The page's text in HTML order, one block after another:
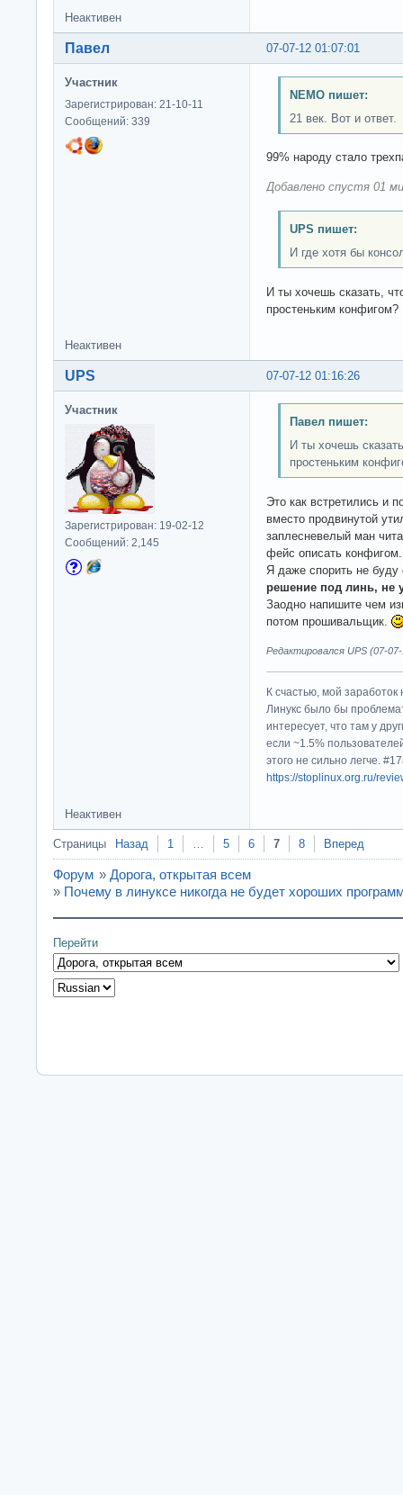
Неактивен
07-07-12 01:07:01
Павел
Участник
Зарегистрирован: 21-10-11
Сообщений: 339
NEMO пишет:
21 век. Вот и ответ.
99% народу стало
Добавлено спустя 01
UPS пишет:
И где хотя бы
И ты хочешь сказать,
простеньким конфигом?
Неактивен
07-07-12 01:16:26
UPS
Участник
Зарегистрирован: 19-02-12
Сообщений: 2,145
Павел пишет:
И ты хочешь
простеньким
Это как встретились и
вместо продвинутой
заплесневелый ман
фейс описать конфигом.
Я даже спорить не буду
решение под линь, не
Заодно напишите чем
потом прошивальщик.
Редактировался UPS (07-
К счастью, мой
Линукс было бы
интересует, что там у
если ~1.5%
этого не сильно легче.
https://stoplinux.org.ru/
Неактивен
Страницы Назад 1 5 6 7 8 Вперед
Форум » Дорога, открытая всем
» Почему в линуксе никогда не будет хороших
Перейти